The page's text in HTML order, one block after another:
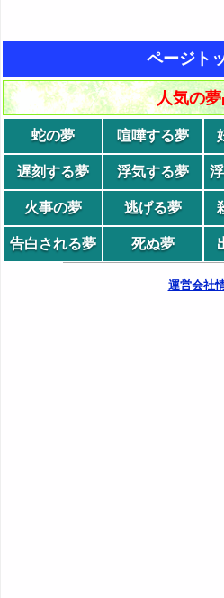
ページト
人気の
蛇の夢 喧嘩する夢
遅刻する夢 浮気する夢
火事の夢 逃げる夢
告白される夢 死ぬ夢
運営会社